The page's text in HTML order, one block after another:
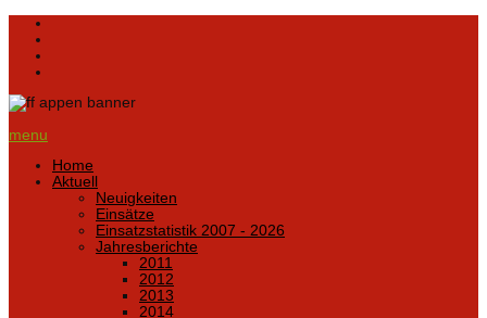
menu
Home
Aktuell
Neuigkeiten
Einsätze
Einsatzstatistik 2007 - 2026
Jahresberichte
2011
2012
2013
2014